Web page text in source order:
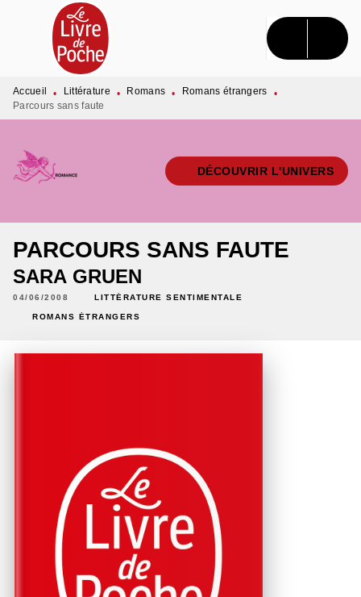
MENU RECHERCHE CONTENU
PIED DE PAGE
Accueil • Littérature • Romans • Romans étrangers
•
Parcours sans faute
DÉCOUVRIR L'UNIVERS
PARCOURS SANS FAUTE
SARA GRUEN
04/06/2008 LITTÉRATURE SENTIMENTALE
ROMANS ÉTRANGERS